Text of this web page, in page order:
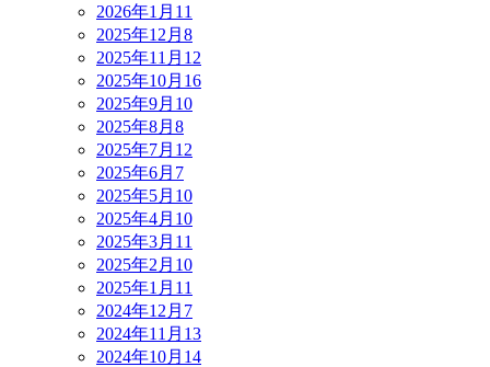
2026年1月 11
2025年12月 8
2025年11月 12
2025年10月 16
2025年9月 10
2025年8月 8
2025年7月 12
2025年6月 7
2025年5月 10
2025年4月 10
2025年3月 11
2025年2月 10
2025年1月 11
2024年12月 7
2024年11月 13
2024年10月 14